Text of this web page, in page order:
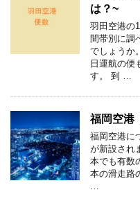
は？~
羽田空港の
間帯別に調
でしょうか
日運航の便
す。 到 …
福岡空港
福岡空港に
が新設され
本でも有数
本の滑走路
…